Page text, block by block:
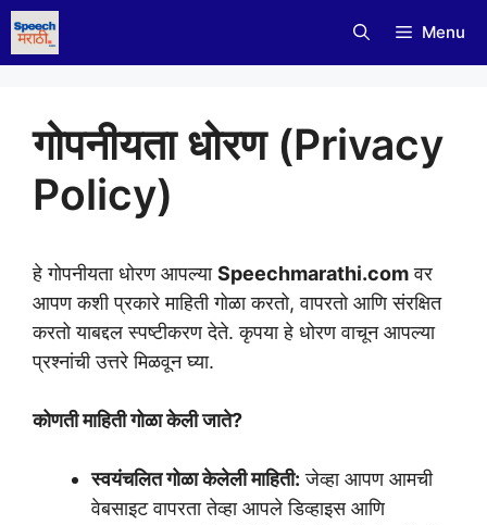
Skip
to
content
Menu
गोपनीयता धोरण (Privacy
Policy)
हे गोपनीयता धोरण आपल्याSpeechmarathi.comवर
आपण कशी प्रकारे माहिती गोळा करतो, वापरतो आणि संरक्षित
करतो याबद्दल स्पष्टीकरण देते. कृपया हे धोरण वाचून आपल्या
प्रश्नांची उत्तरे मिळवून घ्या.
कोणती माहिती गोळा केली जाते?
स्वयंचलित गोळा केलेली माहिती: जेव्हा आपण आमची
वेबसाइट वापरता तेव्हा आपले डिव्हाइस आणि